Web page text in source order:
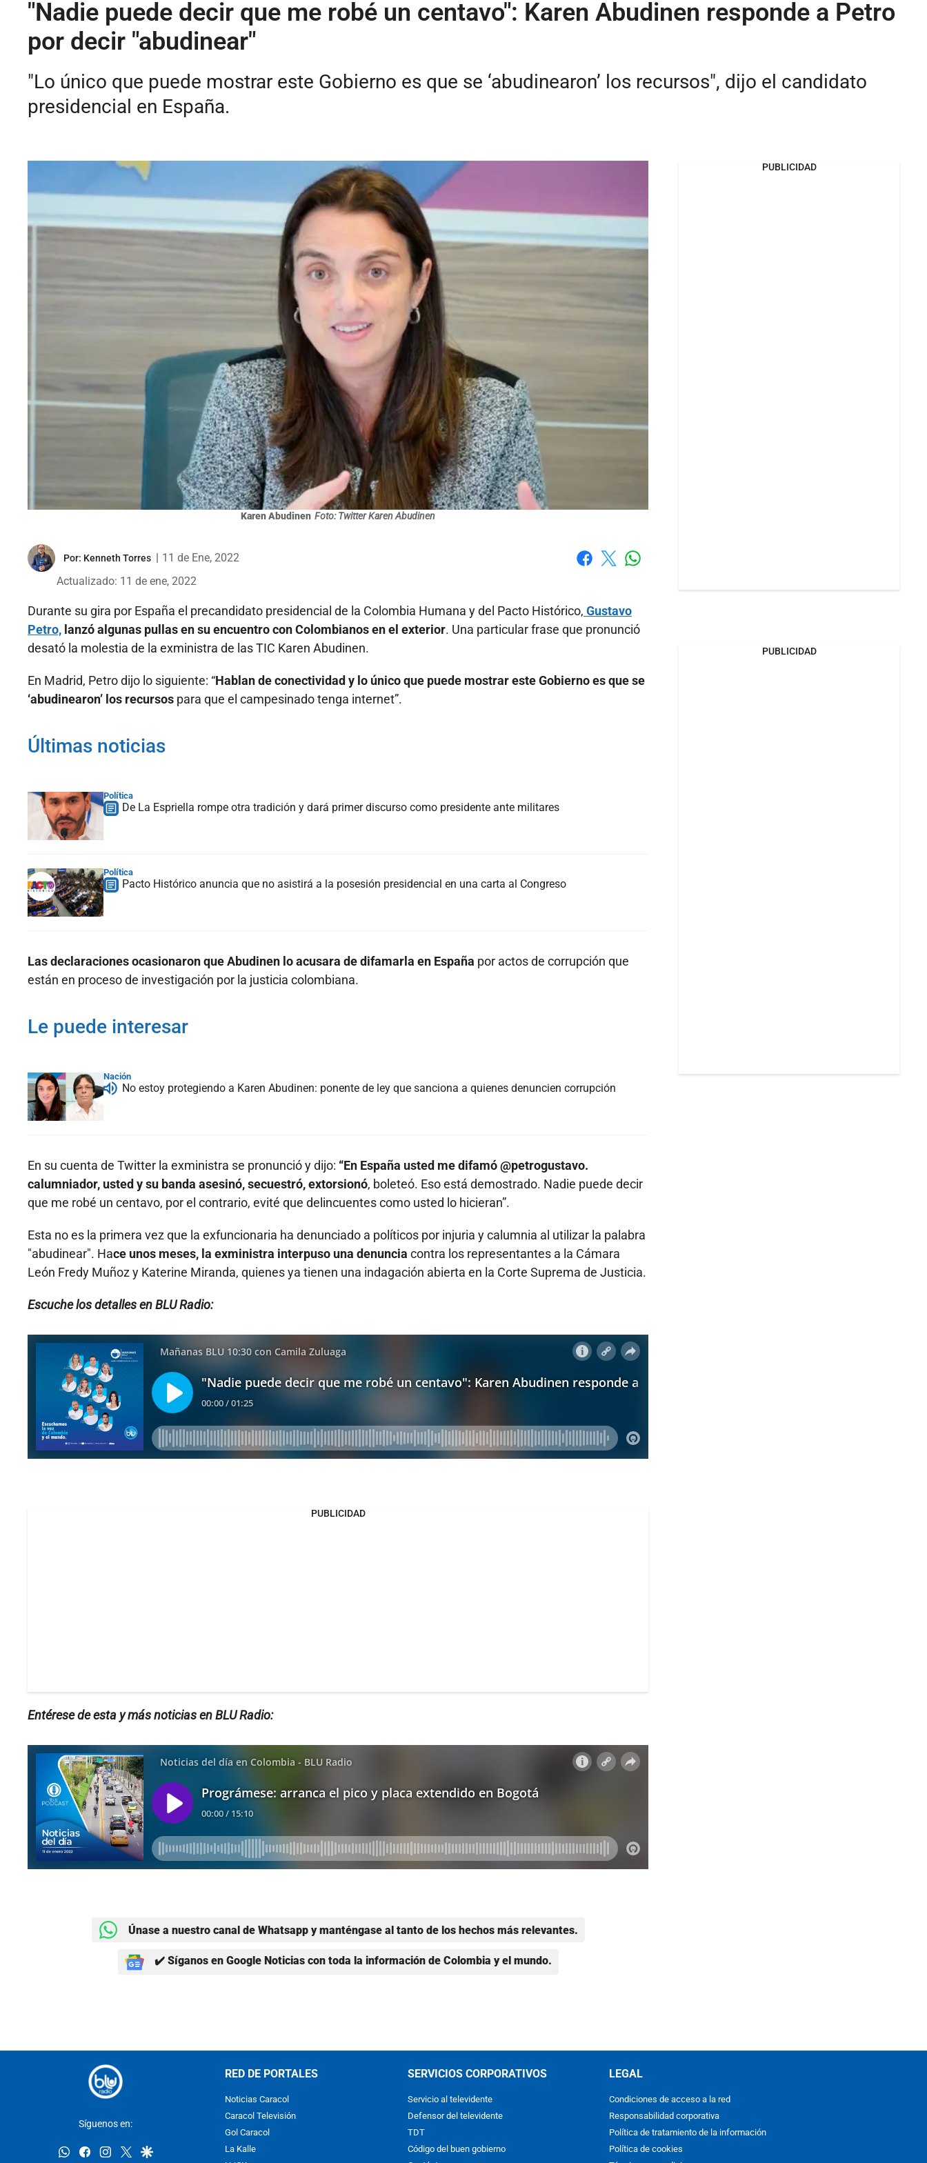
"Nadie puede decir que me robé un centavo": Karen Abudinen responde a Petro
por decir "abudinear"
"Lo único que puede mostrar este Gobierno es que se ‘abudinearon’ los recursos", dijo el candidato
presidencial en España.
Karen Abudinen Foto: Twitter Karen Abudinen
Por: Kenneth Torres
11 de Ene, 2022
Actualizado: 11 de ene, 2022
Durante su gira por España el precandidato presidencial de la Colombia Humana y del Pacto Histórico, Gustavo
Petro, lanzó algunas pullas en su encuentro con Colombianos en el exterior. Una particular frase que pronunció
desató la molestia de la exministra de las TIC Karen Abudinen.
En Madrid, Petro dijo lo siguiente: “Hablan de conectividad y lo único que puede mostrar este Gobierno es que se
‘abudinearon’ los recursos para que el campesinado tenga internet”.
Últimas noticias
Política
De La Espriella rompe otra tradición y dará primer discurso como presidente ante militares
Política
Pacto Histórico anuncia que no asistirá a la posesión presidencial en una carta al Congreso
Las declaraciones ocasionaron que Abudinen lo acusara de difamarla en España por actos de corrupción que
están en proceso de investigación por la justicia colombiana.
Le puede interesar
Nación
No estoy protegiendo a Karen Abudinen: ponente de ley que sanciona a quienes denuncien corrupción
En su cuenta de Twitter la exministra se pronunció y dijo: “En España usted me difamó @petrogustavo.
calumniador, usted y su banda asesinó, secuestró, extorsionó, boleteó. Eso está demostrado. Nadie puede decir
que me robé un centavo, por el contrario, evité que delincuentes como usted lo hicieran”.
Esta no es la primera vez que la exfuncionaria ha denunciado a políticos por injuria y calumnia al utilizar la palabra
"abudinear". Hace unos meses, la exministra interpuso una denuncia contra los representantes a la Cámara
León Fredy Muñoz y Katerine Miranda, quienes ya tienen una indagación abierta en la Corte Suprema de Justicia.
Escuche los detalles en BLU Radio:
PUBLICIDAD
Entérese de esta y más noticias en BLU Radio:
Únase a nuestro canal de Whatsapp y manténgase al tanto de los hechos más relevantes.
✔️ Síganos en Google Noticias con toda la información de Colombia y el mundo.
PUBLICIDAD
PUBLICIDAD
Síguenos en:
whatsappfacebookinstagram
twittergoogle
RED DE PORTALES
Noticias Caracol
Caracol Televisión
Gol Caracol
La Kalle
SERVICIOS CORPORATIVOS
Servicio al televidente
Defensor del televidente
TDT
Código del buen gobierno
LEGAL
Condiciones de acceso a la red
Responsabilidad corporativa
Política de tratamiento de la información
Política de cookies